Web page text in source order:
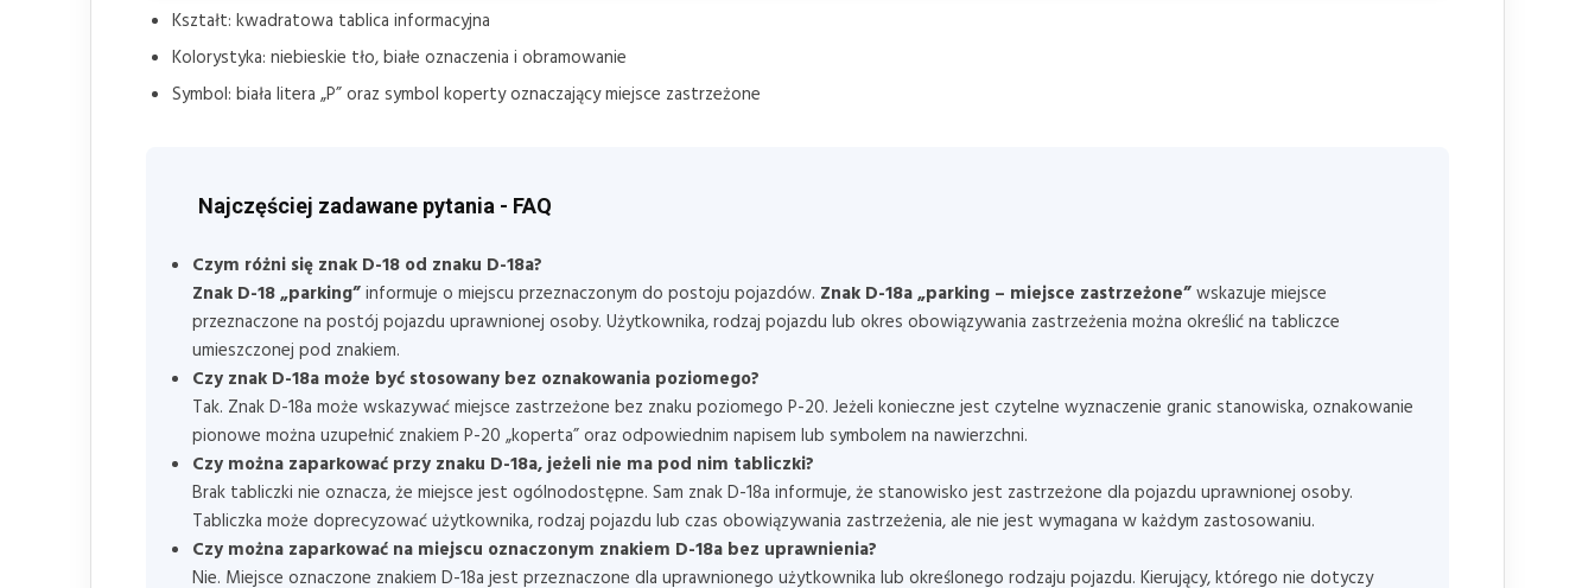
Kształt: kwadratowa tablica informacyjna
Kolorystyka: niebieskie tło, białe oznaczenia i obramowanie
Symbol: biała litera „P” oraz symbol koperty oznaczający miejsce zastrzeżone
Najczęściej zadawane pytania - FAQ
Czym różni się znak D-18 od znaku D-18a?
Znak D-18 „parking”informuje o miejscu przeznaczonym do postoju pojazdów. Znak D-18a „parking – miejsce zastrzeżone”wskazuje miejsce
przeznaczone na postój pojazdu uprawnionej osoby. Użytkownika, rodzaj pojazdu lub okres obowiązywania zastrzeżenia można określić na tabliczce
umieszczonej pod znakiem.
Czy znak D-18a może być stosowany bez oznakowania poziomego?
Tak. Znak D-18a może wskazywać miejsce zastrzeżone bez znaku poziomego P-20. Jeżeli konieczne jest czytelne wyznaczenie granic stanowiska, oznakowanie
pionowe można uzupełnić znakiem P-20 „koperta” oraz odpowiednim napisem lub symbolem na nawierzchni.
Czy można zaparkować przy znaku D-18a, jeżeli nie ma pod nim tabliczki?
Brak tabliczki nie oznacza, że miejsce jest ogólnodostępne. Sam znak D-18a informuje, że stanowisko jest zastrzeżone dla pojazdu uprawnionej osoby.
Tabliczka może doprecyzować użytkownika, rodzaj pojazdu lub czas obowiązywania zastrzeżenia, ale nie jest wymagana w każdym zastosowaniu.
Czy można zaparkować na miejscu oznaczonym znakiem D-18a bez uprawnienia?
Nie. Miejsce oznaczone znakiem D-18a jest przeznaczone dla uprawnionego użytkownika lub określonego rodzaju pojazdu. Kierujący, którego nie dotyczy